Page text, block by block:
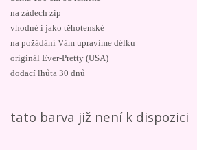
na zádech zip
vhodné i jako těhotenské
na požádání Vám upravíme délku
originál Ever-Pretty (USA)
dodací lhůta 30 dnů
tato barva již není k dispozici